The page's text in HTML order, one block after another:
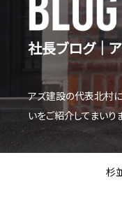
社長ブログ│
アズ建設の代表北村に
いをご紹介してまいり
杉